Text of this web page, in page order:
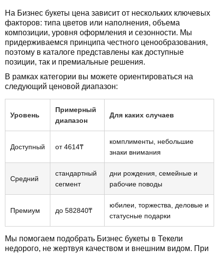
На Бизнес букеты цена зависит от нескольких ключевых
факторов: типа цветов или наполнения, объема
композиции, уровня оформления и сезонности. Мы
придерживаемся принципа честного ценообразования,
поэтому в каталоге представлены как доступные
позиции, так и премиальные решения.
В рамках категории вы можете ориентироваться на
следующий ценовой диапазон:
Уровень
Примерный
диапазон
Для каких случаев
Доступный от 4614₸
комплименты, небольшие
знаки внимания
Средний
стандартный
сегмент
дни рождения, семейные и
рабочие поводы
Премиум до 582840₸
юбилеи, торжества, деловые и
статусные подарки
Мы помогаем подобрать Бизнес букеты в Текели
недорого, не жертвуя качеством и внешним видом. При